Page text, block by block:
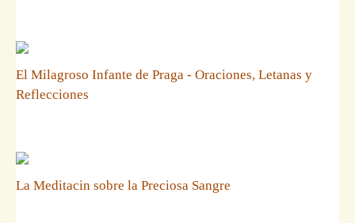
El Milagroso Infante de Praga - Oraciones, Letanas y
Reflecciones
La Meditacin sobre la Preciosa Sangre